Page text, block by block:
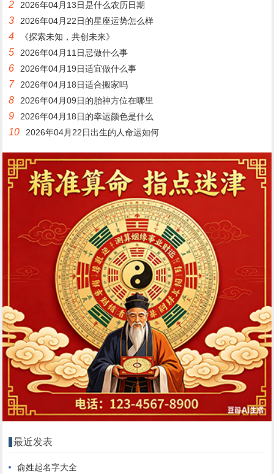
2 2026年04月13日是什么农历日期
3 2026年04月22日的星座运势怎么样
4 《探索未知，共创未来》
5 2026年04月11日忌做什么事
6 2026年04月19日适宜做什么事
7 2026年04月18日适合搬家吗
8 2026年04月09日的胎神方位在哪里
9 2026年04月18日的幸运颜色是什么
10 2026年04月22日出生的人命运如何
最近发表
俞姓起名字大全